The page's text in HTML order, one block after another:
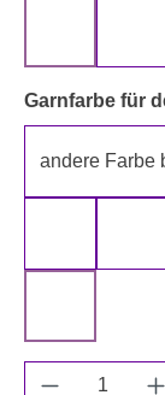
Garnfarbe für
andere Farbe
Produkt